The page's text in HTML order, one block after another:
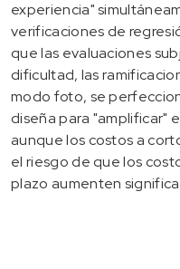
experiencia"
verificaciones de
que las evaluaciones
dificultad, las
modo foto, se
diseña para "amplificar"
aunque los costos a
el riesgo de que los
plazo aumenten